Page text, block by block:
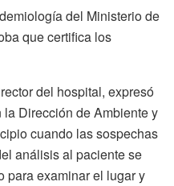
del Ministerio de
que certifica los
del hospital, expresó
Dirección de Ambiente y
cuando las sospechas
análisis al paciente se
para examinar el lugar y